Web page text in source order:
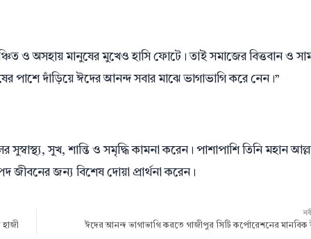
ও অসহায় মানুষের মুখেও হাসি ফোটে। তাই সমাজের বিত্তবান ও
পাশে দাঁড়িয়ে ঈদের আনন্দ সবার মাঝে ভাগাভাগি করে নেন।”
সুখ, শান্তি ও সমৃদ্ধি কামনা করেন। পাশাপাশি তিনি মহান
জীবনের জন্য বিশেষ দোয়া প্রার্থনা করেন।
ঈদের আনন্দ ভাগাভাগি করতে গাজীপুর সিটি কর্পোরেশনের মানবিক